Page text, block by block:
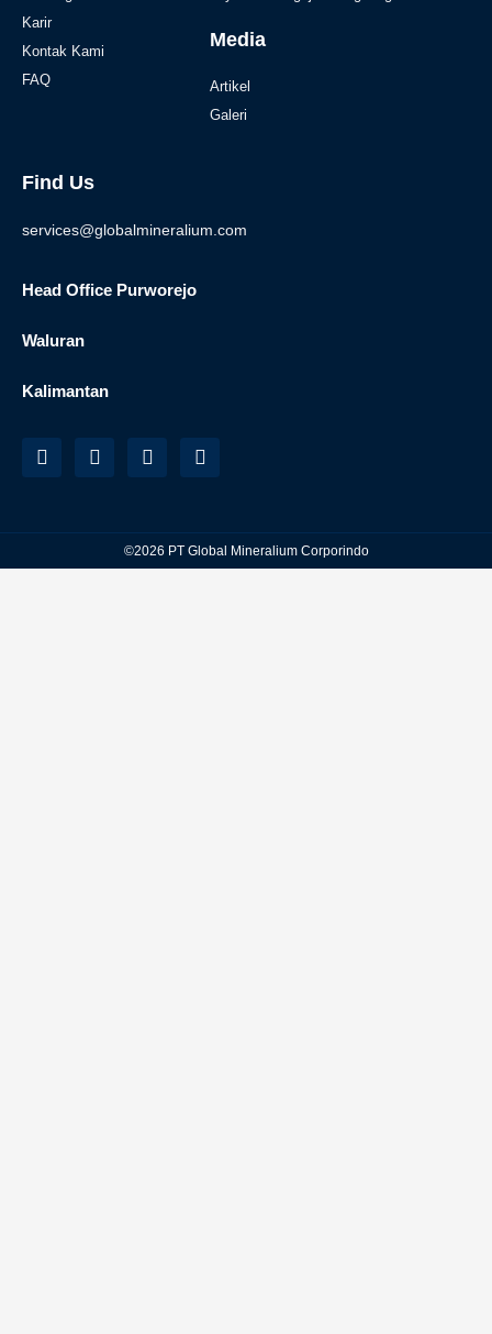
Karir
Kontak Kami
FAQ
Media
Artikel
Galeri
Find Us
services@globalmineralium.com
Head Office Purworejo
Waluran
Kalimantan
©2026 PT Global Mineralium Corporindo